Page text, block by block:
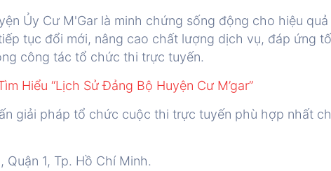
Ủy Cư M'Gar là minh chứng sống động cho hiệu quả
tục đổi mới, nâng cao chất lượng dịch vụ, đáp ứng
công tác tổ chức thi trực tuyến.
Hiểu “Lịch Sử Đảng Bộ Huyện Cư M’gar”
giải pháp tổ chức cuộc thi trực tuyến phù hợp nhất
1, Tp. Hồ Chí Minh.